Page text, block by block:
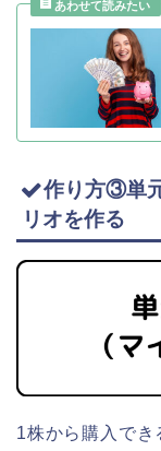
作り方③単
リオを作る
1株から購入でき